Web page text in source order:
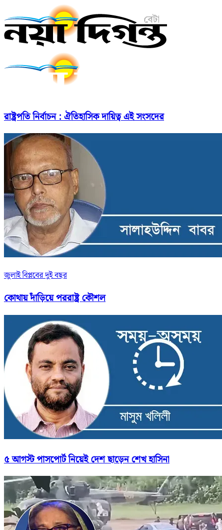
রাষ্ট্রপতি নির্বাচন : ঐতিহাসিক দায়িত্ব এই সংসদের
জুলাই বিপ্লবের দুই বছর
কোথায় দাঁড়িয়ে পররাষ্ট্র কৌশল
৫ আগস্ট পাসপোর্ট নিয়েই দেশ ছাড়েন শেখ হাসিনা